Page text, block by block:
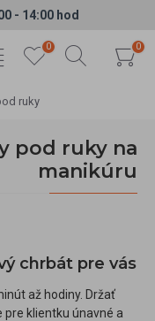
- 14:00 hod
0 0
ruky
pod ruky na
manikúru
chrbát pre vás
až hodiny. Držať
pre klientku únavné a